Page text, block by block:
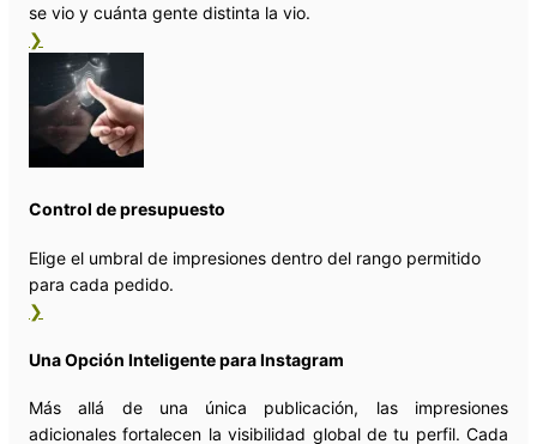
se vio y cuánta gente distinta la vio.
❯
Control de presupuesto
Elige el umbral de impresiones dentro del rango permitido
para cada pedido.
❯
Una Opción Inteligente para Instagram
Más allá de una única publicación, las impresiones
adicionales fortalecen la visibilidad global de tu perfil. Cada